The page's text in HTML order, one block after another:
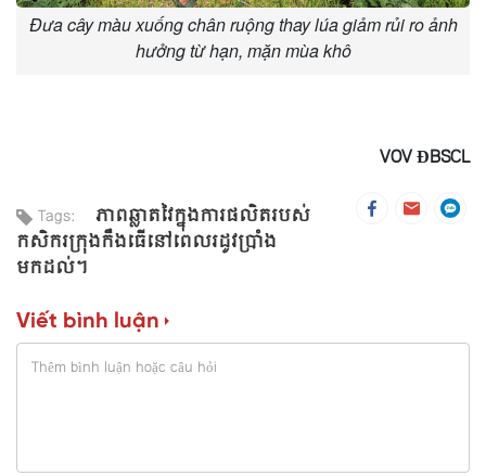
Đưa cây màu xuống chân ruộng thay lúa giảm rủi ro ảnh
hưởng từ hạn, mặn mùa khô
VOV ĐBSCL
Tags:
ភាពឆ្លាតវៃក្នុងការផលិតរបស់
កសិករក្រុងកឹងធើនៅពេលរដូវប្រាំង
មកដល់។
Viết bình luận